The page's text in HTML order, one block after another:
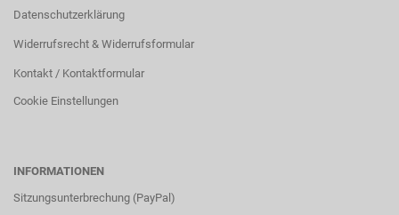
Datenschutzerklärung
Widerrufsrecht & Widerrufsformular
Kontakt / Kontaktformular
Cookie Einstellungen
INFORMATIONEN
Sitzungsunterbrechung (PayPal)